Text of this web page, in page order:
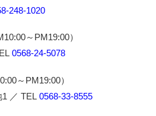
248-1020
～PM19:00）
0568-24-5078
～PM19:00）
／ TEL 0568-33-8555